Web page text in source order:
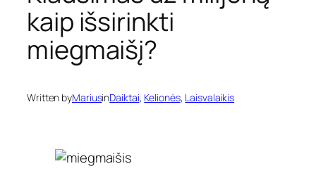
kaip išsirinkti
miegmaišį?
Written byMariusinDaiktai, Kelionės, Laisvalaikis